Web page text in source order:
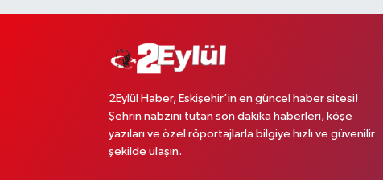
2Eylül Haber, Eskişehir’in en güncel haber sitesi!
Şehrin nabzını tutan son dakika haberleri, köşe
yazıları ve özel röportajlarla bilgiye hızlı ve güvenilir
şekilde ulaşın.